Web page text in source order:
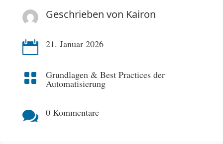
Geschrieben von Kairon
 21. Januar 2026
 Grundlagen & Best Practices der
Automatisierung
 0 Kommentare